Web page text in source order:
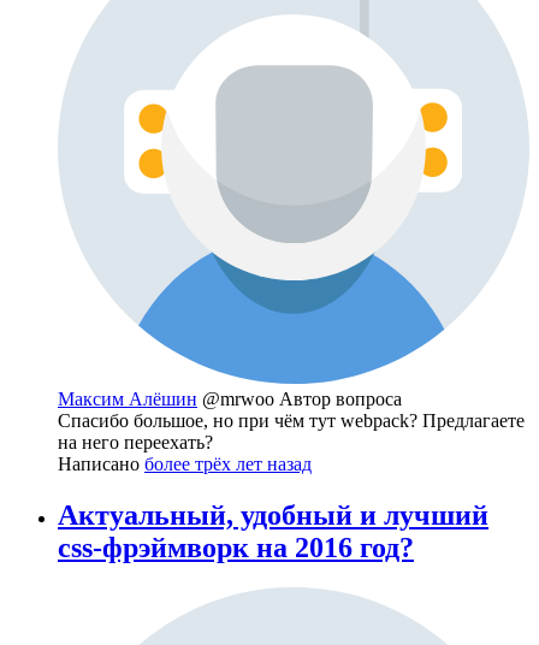
Максим Алёшин @mrwoo Автор вопроса
Спасибо большое, но при чём тут webpack? Предлагаете
на него переехать?
Написано более трёх лет назад
Актуальный, удобный и лучший
css-фрэймворк на 2016 год?